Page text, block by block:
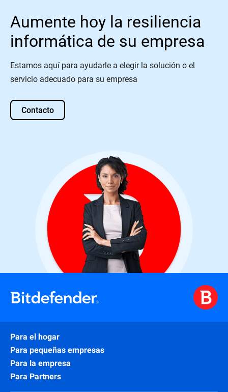
Aumente hoy la resiliencia
informática de su empresa
Estamos aquí para ayudarle a elegir la solución o el
servicio adecuado para su empresa
Contacto
Para el hogar
Para pequeñas empresas
Para la empresa
Para Partners